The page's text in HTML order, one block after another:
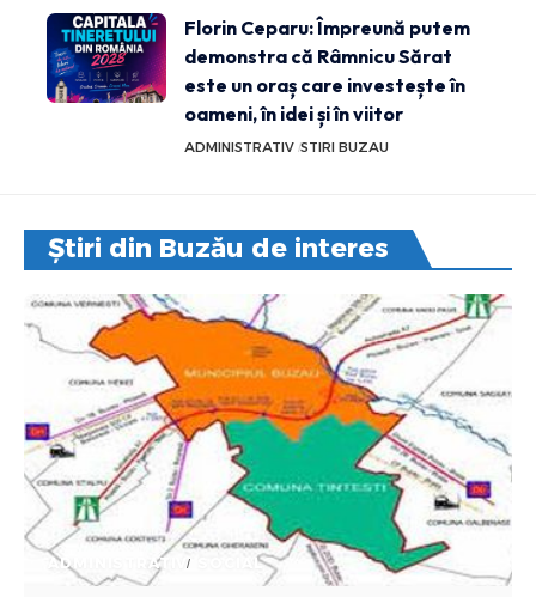
Florin Ceparu: Împreună putem
demonstra că Râmnicu Sărat
este un oraș care investește în
oameni, în idei și în viitor
ADMINISTRATIV STIRI BUZAU
Știri din Buzău de interes
ADMINISTRATIV SOCIAL